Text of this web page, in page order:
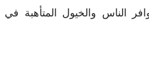
الناس والخيول المتأهبة في